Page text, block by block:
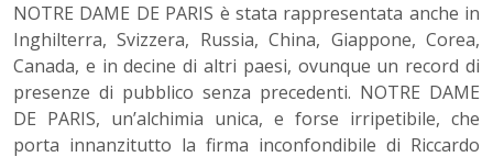
NOTRE DAME DE PARIS è stata rappresentata anche in
Inghilterra, Svizzera, Russia, China, Giappone, Corea,
Canada, e in decine di altri paesi, ovunque un record di
presenze di pubblico senza precedenti. NOTRE DAME
DE PARIS, un’alchimia unica, e forse irripetibile, che
porta innanzitutto la firma inconfondibile di Riccardo